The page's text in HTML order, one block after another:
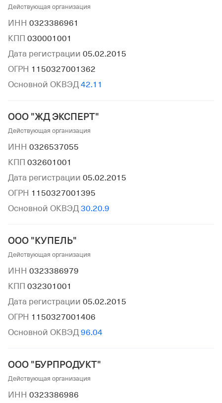
Действующая организация
ИНН 0323386961
КПП 030001001
Дата регистрации 05.02.2015
ОГРН 1150327001362
Основной ОКВЭД 42.11
ООО "ЖД ЭКСПЕРТ"
Действующая организация
ИНН 0326537055
КПП 032601001
Дата регистрации 05.02.2015
ОГРН 1150327001395
Основной ОКВЭД 30.20.9
ООО "КУПЕЛЬ"
Действующая организация
ИНН 0323386979
КПП 032301001
Дата регистрации 05.02.2015
ОГРН 1150327001406
Основной ОКВЭД 96.04
ООО "БУРПРОДУКТ"
Действующая организация
ИНН 0323386986